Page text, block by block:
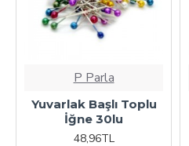
P Parla
Yuvarlak Başlı Toplu
İğne 30lu
48,96TL